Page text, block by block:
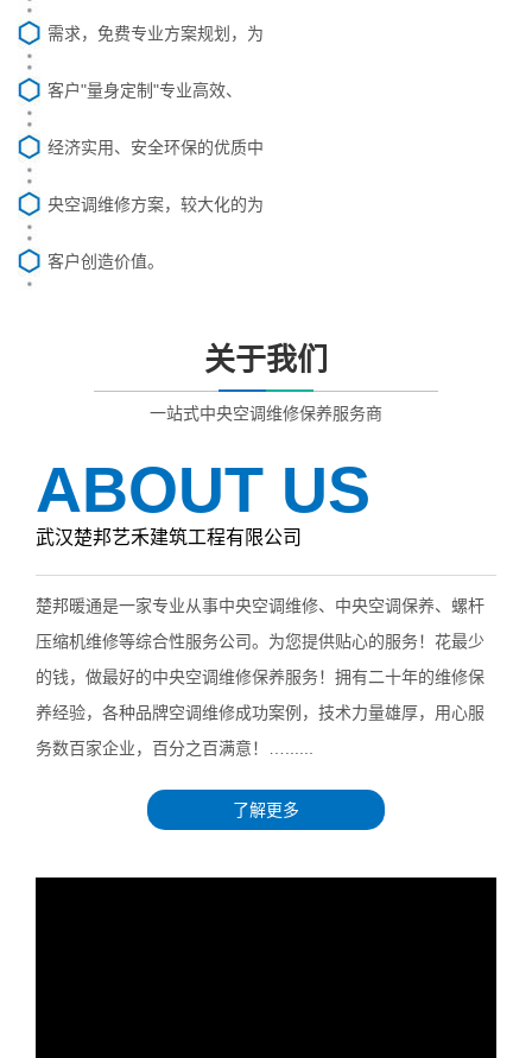
需求，免费专业方案规划，为
客户"量身定制"专业高效、
经济实用、安全环保的优质中
央空调维修方案，较大化的为
客户创造价值。
关于我们
一站式中央空调维修保养服务商
ABOUT US
武汉楚邦艺禾建筑工程有限公司
楚邦暖通是一家专业从事中央空调维修、中央空调保养、螺杆
压缩机维修等综合性服务公司。为您提供贴心的服务！花最少
的钱，做最好的中央空调维修保养服务！拥有二十年的维修保
养经验，各种品牌空调维修成功案例，技术力量雄厚，用心服
务数百家企业，百分之百满意！…......
了解更多